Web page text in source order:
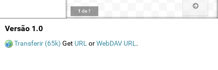
1 de 1
Versão 1.0
Transferir (65k) Get URL orWebDAV URL .